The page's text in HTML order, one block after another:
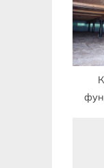
P
o
s
t